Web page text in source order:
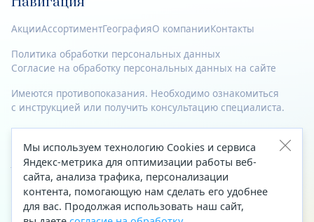
АкцииАссортиментГеографияО компанииКонтакты
Политика обработки персональных данных
Согласие на обработку персональных данных на сайте
Имеются противопоказания. Необходимо ознакомиться
с инструкцией или получить консультацию специалиста.
© 2023—2026 Все права защищены.
Адрес
Архангельск, ул. Папанина, д. 19 (вход в здание со стороны
автоцентра «Тойота»)
Мы используем технологию Cookies и сервиса
Яндекс-метрика для оптимизации работы веб-
сайта, анализа трафика, персонализации
контента, помогающую нам сделать его удобнее
для вас. Продолжая использовать наш сайт,